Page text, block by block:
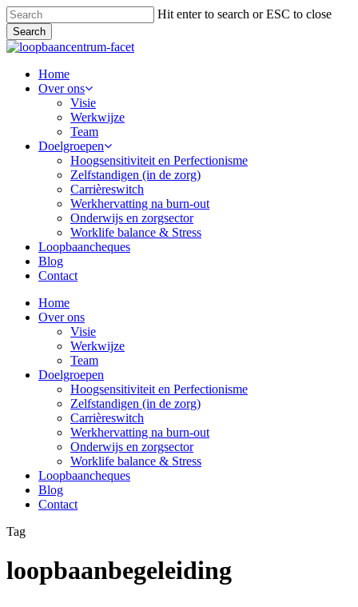
Skip
to
main
content
Hit enter to search or ESC to close
Search
Close
Menu
Home
Over ons
Visie
Werkwijze
Team
Doelgroepen
Hoogsensitiviteit en Perfectionisme
Zelfstandigen (in de zorg)
Carrièreswitch
Werkhervatting na burn-out
Onderwijs en zorgsector
Worklife balance & Stress
Loopbaancheques
Blog
Contact
Home
Over ons
Visie
Werkwijze
Team
Doelgroepen
Hoogsensitiviteit en Perfectionisme
Zelfstandigen (in de zorg)
Carrièreswitch
Werkhervatting na burn-out
Onderwijs en zorgsector
Worklife balance & Stress
Loopbaancheques
Blog
Contact
Tag
loopbaanbegeleiding